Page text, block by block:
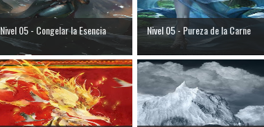
Nivel 05 - Congelar la Esencia Nivel 05 - Pureza de la Carne